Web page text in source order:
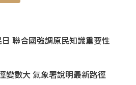
聯合國強調原民知識重要性
變數大 氣象署說明最新路徑